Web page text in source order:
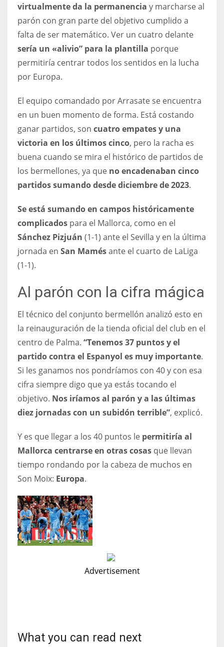
PIT
20
NE
16
OAK
24
17
DAL
22
26
virtualmente da la permanencia y marcharse al
parón con gran parte del objetivo cumplido a
falta de ser matemático. Ver un cuatro delante
sería un «alivio” para la plantilla porque
permitiría centrar todos los sentidos en la lucha
por Europa.
El equipo comandado por Arrasate se encuentra
en un buen momento de forma. Está costando
ganar partidos, son cuatro empates y una
victoria en los últimos cinco, pero la racha es
buena cuando se mira el histórico de partidos de
los bermellones, ya que no encadenaban cinco
partidos sumando desde diciembre de 2023.
Se está sumando en campos históricamente
complicados para el Mallorca, como en el
Sánchez Pizjuán (1-1) ante el Sevilla y en la última
jornada en San Mamésante el cuarto de LaLiga
(1-1).
Al parón con la cifra mágica
El técnico del conjunto bermellón analizó esto en
la reinauguración de la tienda oficial del club en el
centro de Palma. “Tenemos 37 puntos y el
partido contra el Espanyol es muy importante.
Si les ganamos nos pondríamos con 40 y con esa
cifra siempre digo que ya estás tocando el
objetivo. Nos iríamos al parón y a las últimas
diez jornadas con un subidón terrible”, explicó.
Y es que llegar a los 40 puntos le permitiría al
Mallorca centrarse en otras cosas que llevan
tiempo rondando por la cabeza de muchos en
Son Moix: Europa.
Advertisement
What you can read next